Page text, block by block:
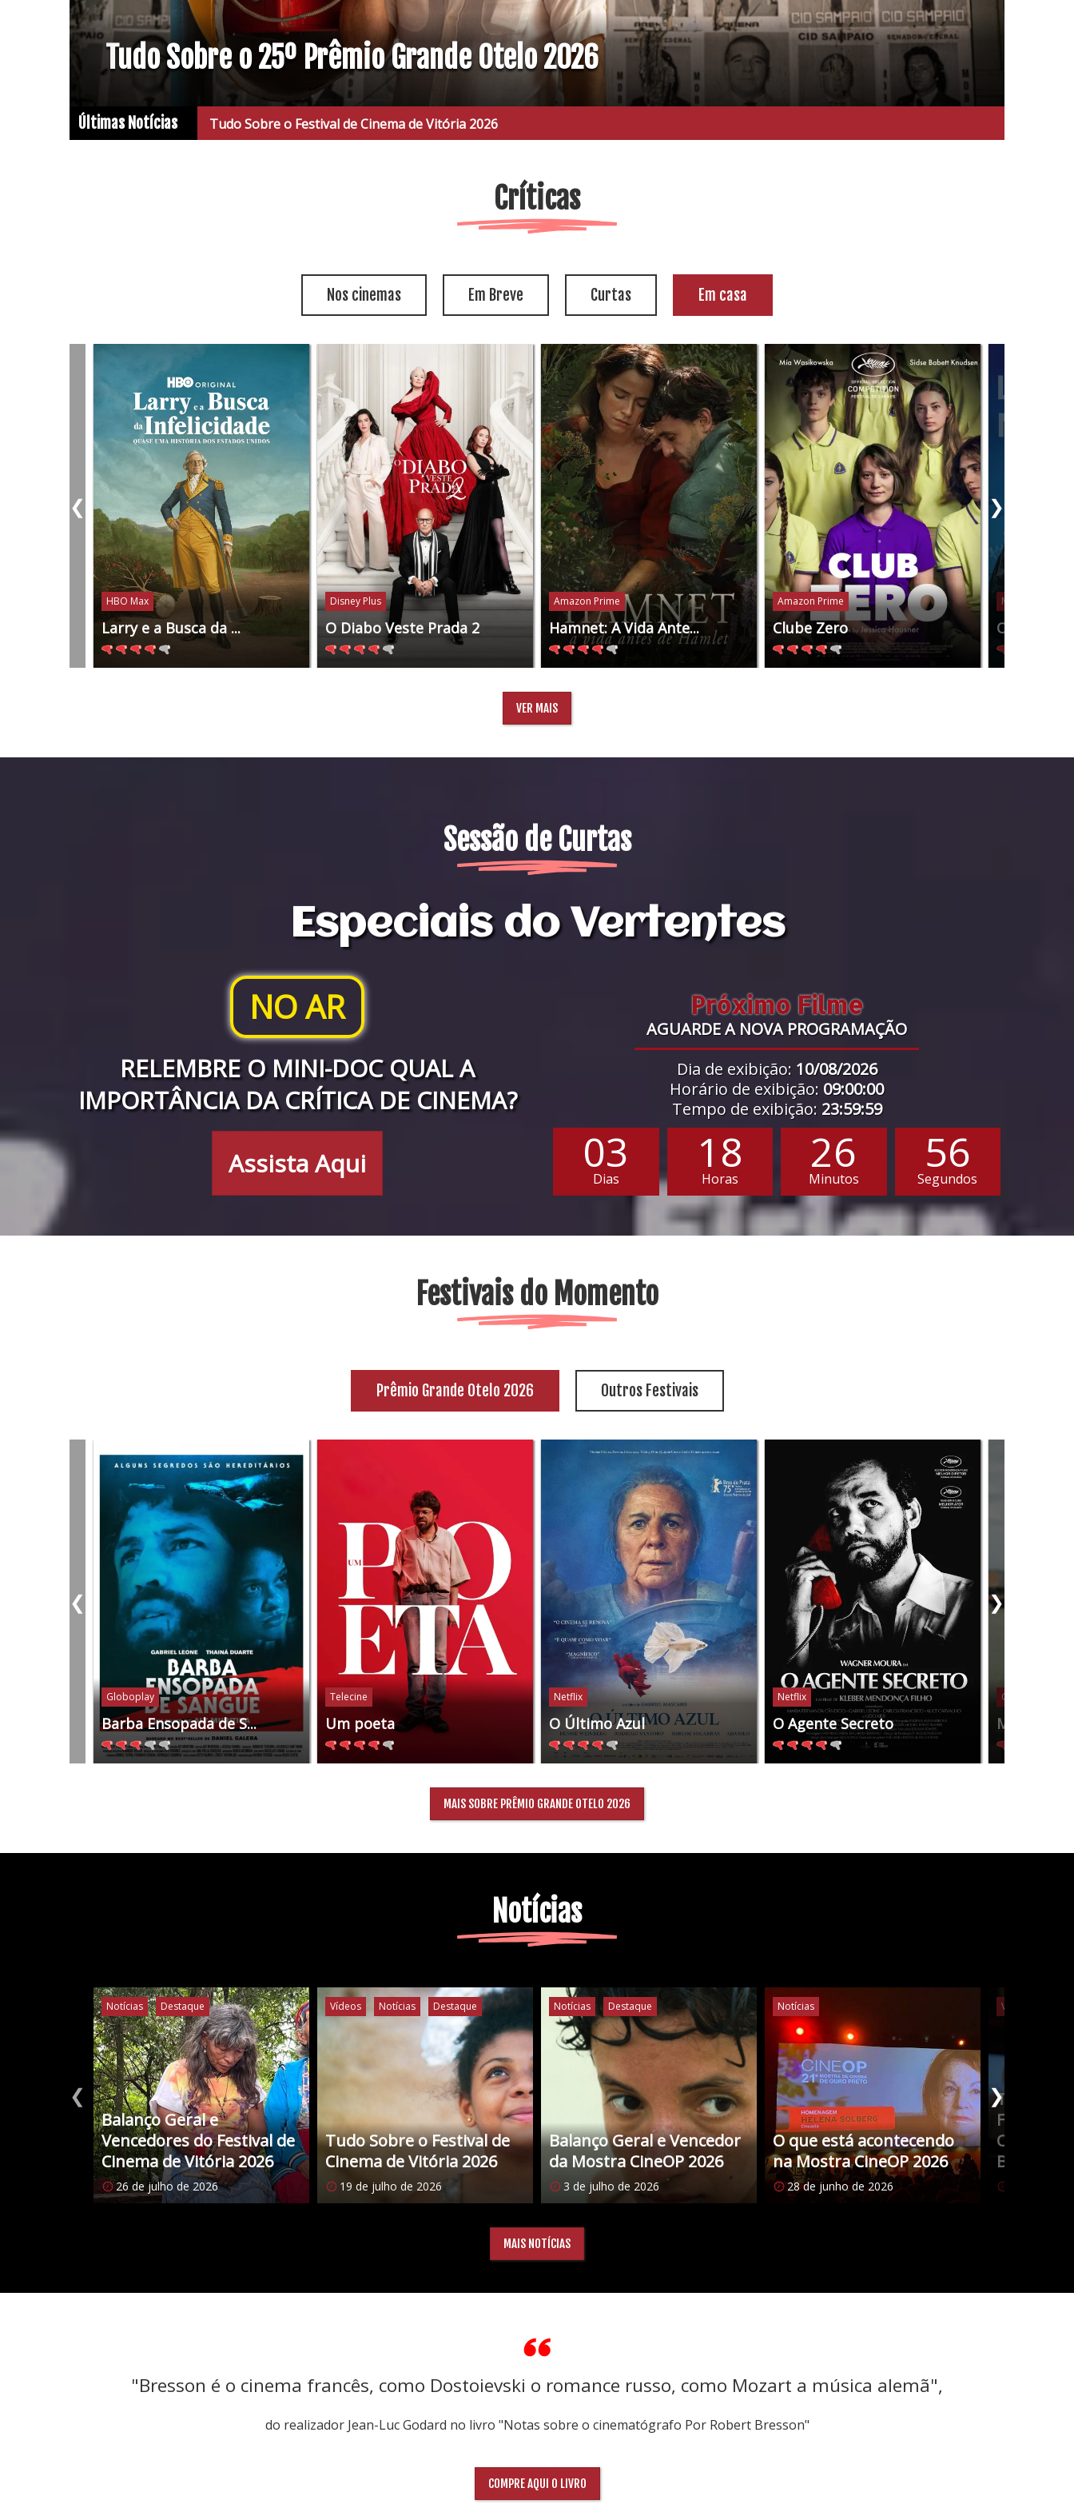
Tudo Sobre o 25º Prêmio Grande Otelo 2026
Últimas Notícias
de Vitória 2026
Críticas
Nos cinemas Em Breve Curtas Em casa
HBO Max
Larry e a Busca da ...
Disney Plus
O Diabo Veste Prada 2
Amazon Prime
Hamnet: A Vida Ante...
Amazon Prime
Clube Zero
Mubi
Os Anos
❮ ❯
VER MAIS
Sessão de Curtas
Especiais do Vertentes
NO AR
RELEMBRE O MINI-DOC QUAL A
IMPORTÂNCIA DA CRÍTICA DE CINEMA?
Assista Aqui
Próximo Filme
AGUARDE A NOVA PROGRAMAÇÃO
Dia de exibição: 10/08/2026
Horário de exibição: 09:00:00
Tempo de exibição: 23:59:59
03
Dias 18
Horas 26
Minutos 54
Segundos
Festivais do Momento
Prêmio Grande Otelo 2026 Outros Festivais
Globoplay
Barba Ensopada de S...
Telecine
Um poeta
Netflix
O Último Azul
Netflix
O Agente Secreto
Globoplay
Manas
❮ ❯
MAIS SOBRE PRÊMIO GRANDE OTELO 2026
Notícias
Notícias Destaque
Balanço Geral e
Vencedores do Festival de
Cinema de Vitória 2026
26 de julho de 2026
Vídeos Notícias Destaque
Tudo Sobre o Festival de
Cinema de Vitória 2026
19 de julho de 2026
Notícias Destaque
Balanço Geral e Vencedor
da Mostra CineOP 2026
3 de julho de 2026
Notícias
O que está acontecendo
na Mostra CineOP 2026
28 de junho de 2026
Vídeos
Tudo
Filmes
Cristina
Brasileiro
❮ ❯
MAIS NOTÍCIAS
"Bresson é o cinema francês, como Dostoievski o romance russo, como Mozart a música alemã",
do realizador Jean-Luc Godard no livro "Notas sobre o cinematógrafo Por Robert Bresson"
COMPRE AQUI O LIVRO